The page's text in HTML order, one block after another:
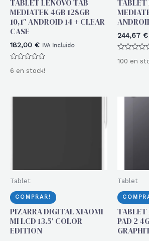
TABLET LENOVO TAB
MEDIATEK 4GB 128GB
10,1″ ANDROID 14 + CLEAR
CASE
182,00 € IVA Incluido
con
6 en stock!
TABLET
244,67 €
con
100 en
Tablet
COMPRAR!
PIZARRA DIGITAL XIAOMI
MI LCD 13.5′ COLOR
EDITION
Tablet
TABLET
PAD 2